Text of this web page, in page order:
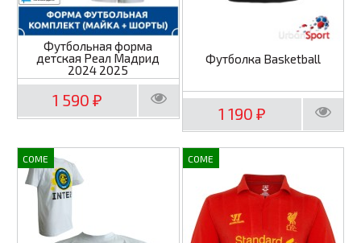
Футбольная форма
детская Реал Мадрид
2024 2025
1 590 ₽
Футболка Basketball
1 190 ₽
COME COME